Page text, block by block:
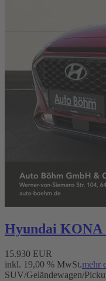
Hyundai KONA
15.930 EUR
inkl. 19,00 % MwSt.mehr
SUV/Geländewagen/